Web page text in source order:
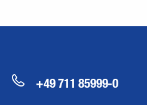
+49 711 85999-0